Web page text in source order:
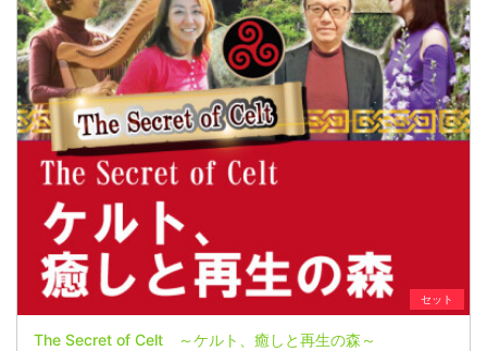
セット
The Secret of Celt ～ケルト、癒しと再生の森～